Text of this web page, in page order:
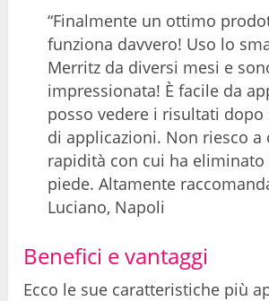
“Finalmente un ottimo
funziona davvero! Uso lo
Merritz da diversi mesi e
impressionata! È facile da
posso vedere i risultati
di applicazioni. Non riesco a
rapidità con cui ha
piede. Altamente
Luciano, Napoli
Benefici e vantaggi
Ecco le sue caratteristiche più